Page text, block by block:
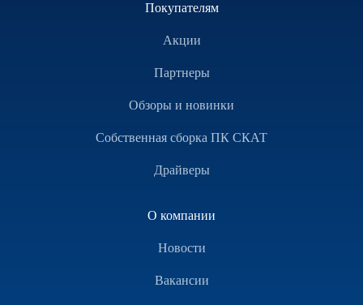
Покупателям
Акции
Партнеры
Обзоры и новинки
Собственная сборка ПК СКАТ
Драйверы
О компании
Новости
Вакансии